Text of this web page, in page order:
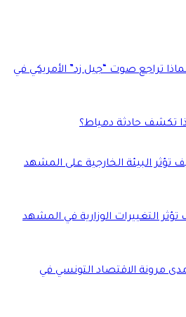
تراجع صوت “جيل زد” الأمريكي في
تكشف حادثة دمياط؟
تؤثر البيئة الخارجية على المشهد
التغييرات الوزارية في المشهد
مرونة الاقتصاد التونسي في